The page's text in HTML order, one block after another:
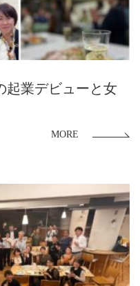
起業デビューと女
MORE